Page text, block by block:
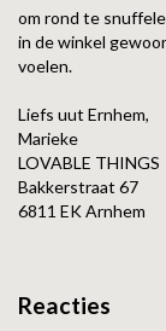
om rond te
in de winkel
voelen.
Liefs uut Ernhem,
Marieke
LOVABLE THINGS
Bakkerstraat 67
6811 EK Arnhem
Reacties